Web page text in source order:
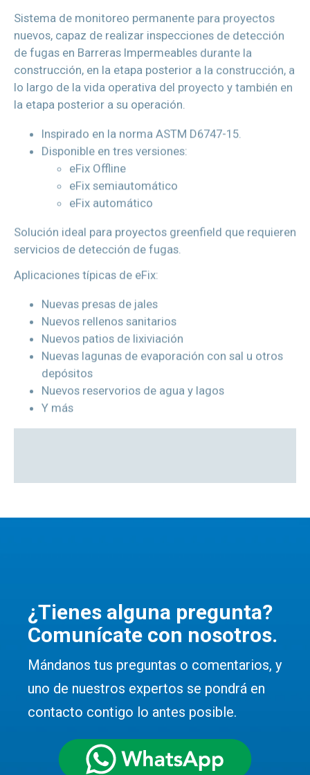
nuevos, capaz de realizar inspecciones de detección
de fugas en Barreras Impermeables durante la
construcción, en la etapa posterior a la construcción, a
lo largo de la vida operativa del proyecto y también en
la etapa posterior a su operación.
Disponible en tres versiones:
eFix Offline
eFix semiautomático
eFix automático
servicios de detección de fugas.
Nuevos rellenos sanitarios
Nuevos patios de lixiviación
Nuevas lagunas de evaporación con sal u otros
depósitos
Nuevos reservorios de agua y lagos
Y más
¿Tienes alguna pregunta?
Comunícate con nosotros.
Mándanos tus preguntas o comentarios, y
uno de nuestros expertos se pondrá en
contacto contigo lo antes posible.